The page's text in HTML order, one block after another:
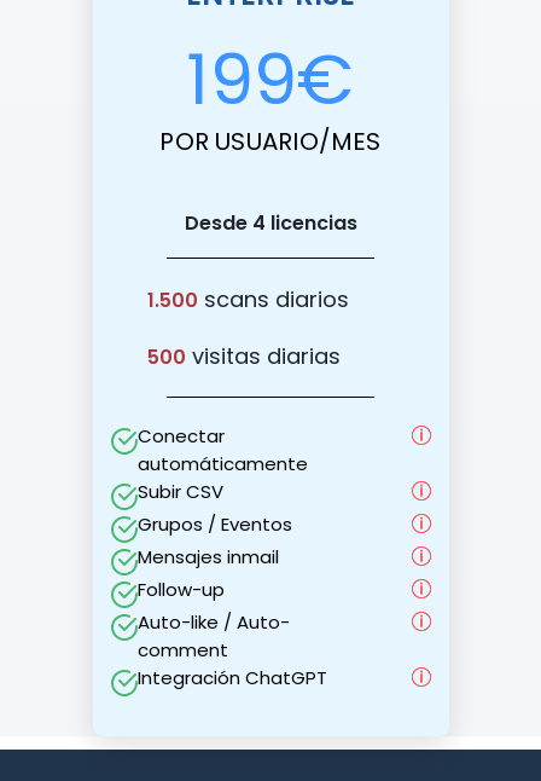
199€
POR USUARIO/MES
Desde 4 licencias
1.500 scans diarios
500 visitas diarias
Conectar
automáticamente
Subir CSV
Grupos / Eventos
Mensajes inmail
Follow-up
Auto-like / Auto-
comment
Integración ChatGPT